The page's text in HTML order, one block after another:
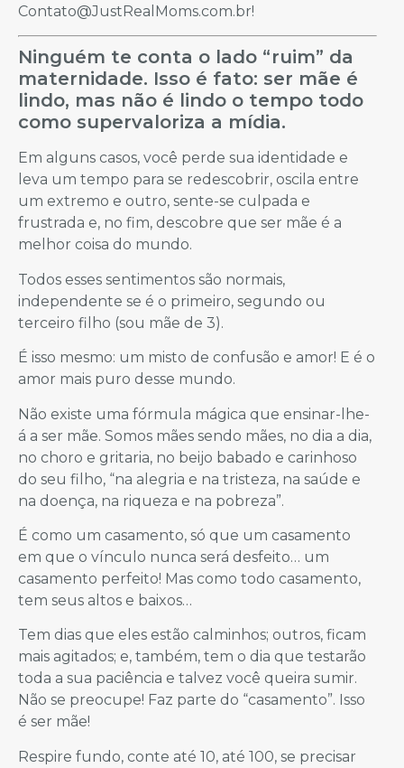
Contato@JustRealMoms.com.br!
Ninguém te conta o lado “ruim” da
maternidade. Isso é fato: ser mãe é
lindo, mas não é lindo o tempo todo
como supervaloriza a mídia.
Em alguns casos, você perde sua identidade e
leva um tempo para se redescobrir, oscila entre
um extremo e outro, sente-se culpada e
frustrada e, no fim, descobre que ser mãe é a
melhor coisa do mundo.
Todos esses sentimentos são normais,
independente se é o primeiro, segundo ou
terceiro filho (sou mãe de 3).
É isso mesmo: um misto de confusão e amor! E é o
amor mais puro desse mundo.
Não existe uma fórmula mágica que ensinar-lhe-
á a ser mãe. Somos mães sendo mães, no dia a dia,
no choro e gritaria, no beijo babado e carinhoso
do seu filho, “na alegria e na tristeza, na saúde e
na doença, na riqueza e na pobreza”.
É como um casamento, só que um casamento
em que o vínculo nunca será desfeito… um
casamento perfeito! Mas como todo casamento,
tem seus altos e baixos…
Tem dias que eles estão calminhos; outros, ficam
mais agitados; e, também, tem o dia que testarão
toda a sua paciência e talvez você queira sumir.
Não se preocupe! Faz parte do “casamento”. Isso
é ser mãe!
Respire fundo, conte até 10, até 100, se precisar